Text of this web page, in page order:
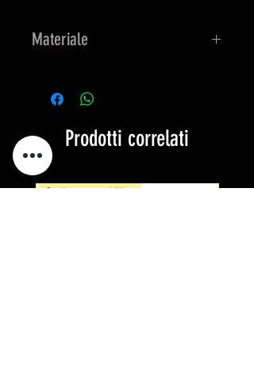
Materiale
g/m²
Prodotti correlati
Ordine prestabilito